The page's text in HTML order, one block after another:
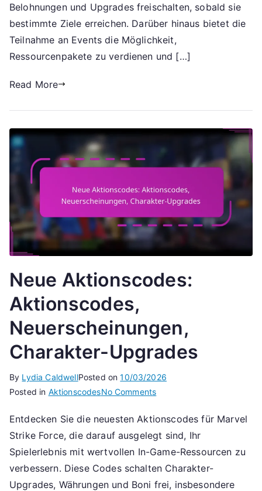
Event-
Teilnahme,
Belohnungen und Upgrades freischalten, sobald sie
bestimmte Ziele erreichen. Darüber hinaus bietet die
Teilnahme an Events die Möglichkeit,
Ressourcenpakete zu verdienen und […]
Read More
Neue Aktionscodes:
Aktionscodes,
Neuerscheinungen,
Charakter-Upgrades
By Lydia CaldwellPosted on10/03/2026
Posted in AktionscodesNo Commentson
Aktionscodes:
Aktionscodes,
Neuerscheinungen,
Charakter-
Upgrades
Entdecken Sie die neuesten Aktionscodes für Marvel
Strike Force, die darauf ausgelegt sind, Ihr
Spielerlebnis mit wertvollen In-Game-Ressourcen zu
verbessern. Diese Codes schalten Charakter-
Upgrades, Währungen und Boni frei, insbesondere